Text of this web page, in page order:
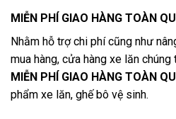
MIỄN PHÍ GIAO HÀNG TOÀN
Nhằm hỗ trợ chi phí cũng như
mua hàng, cửa hàng xe lăn
MIỄN PHÍ GIAO HÀNG TOÀN
phẩm xe lăn, ghế bô vệ sinh.